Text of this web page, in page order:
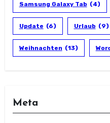
Samsung Galaxy Tab (4)
Update (6) Urlaub (9)
Weihnachten (13)
Meta